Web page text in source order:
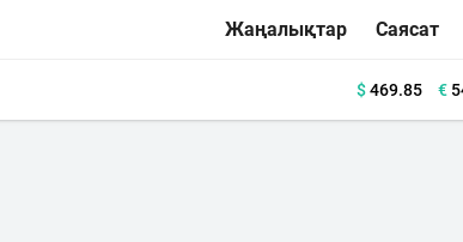
Жаңалықтар Саясат
$469.85 €